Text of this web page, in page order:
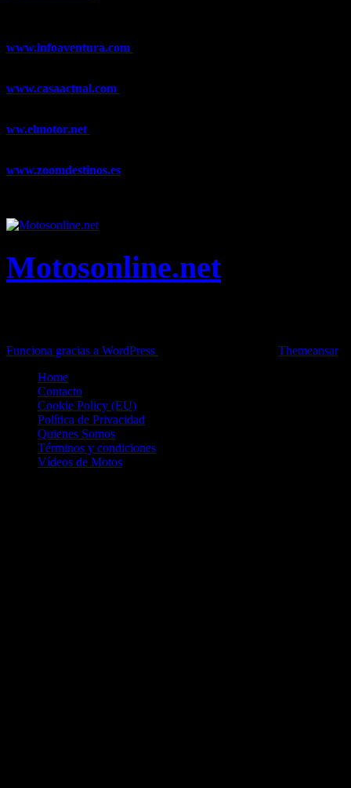
www.infoaventura.com
www.casaactual.com
ww.elmotor.net
www.zoomdestinos.es
Motosonline.net
Funciona gracias a WordPress
Themeansar.
Home
Contacto
Cookie Policy (EU)
Política de Privacidad
Quienes Somos
Términos y condiciones
Vídeos de Motos